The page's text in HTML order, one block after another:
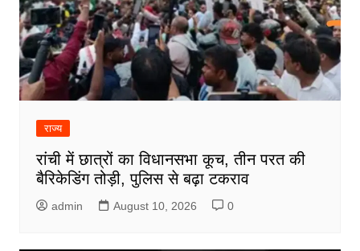
राज्य
रांची में छात्रों का विधानसभा कूच, तीन परत की
बैरिकेडिंग तोड़ी, पुलिस से बढ़ा टकराव
admin August 10, 2026 0